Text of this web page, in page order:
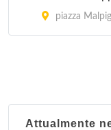
piazza
Attualmente